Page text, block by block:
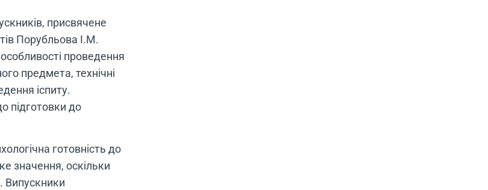
присвячене
Порубльова І.М.
проведення
предмета, технічні
іспиту.
підготовки до
готовність до
значення, оскільки
Випускники